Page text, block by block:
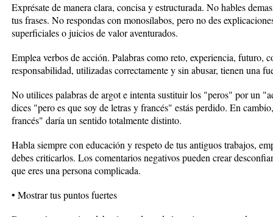
Exprésate de manera clara, concisa y estructurada. No hables
tus frases. No respondas con monosílabos, pero no des
superficiales o juicios de valor aventurados.
Emplea verbos de acción. Palabras como reto, experiencia, futuro,
responsabilidad, utilizadas correctamente y sin abusar, tienen una
No utilices palabras de argot e intenta sustituir los "peros" por un
dices "pero es que soy de letras y francés" estás perdido. En
francés" daría un sentido totalmente distinto.
Habla siempre con educación y respeto de tus antiguos trabajos,
debes criticarlos. Los comentarios negativos pueden crear
que eres una persona complicada.
• Mostrar tus puntos fuertes